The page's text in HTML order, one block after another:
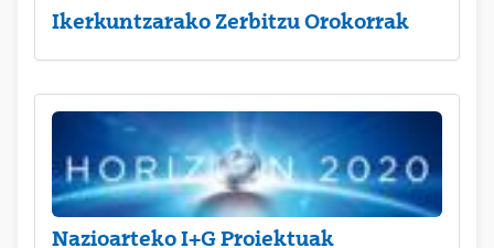
Ikerkuntzarako Zerbitzu Orokorrak
Nazioarteko I+G Proiektuak